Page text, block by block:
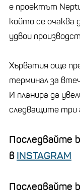
е проектът
който се очаква
удвои
Хърватия още
терминал за
И планира да
следващите три
Последвайте
в INSTAGRAM
Последвайте